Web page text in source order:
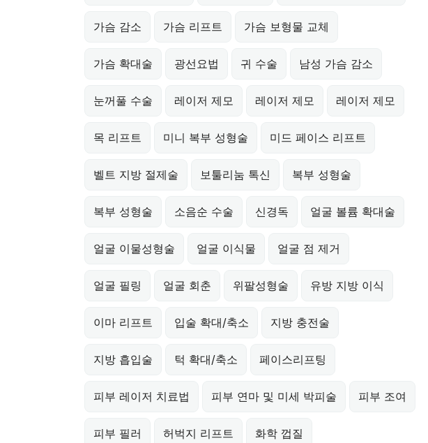
가슴 감소 가슴 리프트 가슴 보형물 교체
가슴 확대술 광선요법 귀 수술 남성 가슴 감소
눈꺼풀 수술 레이저 제모 레이저 제모 레이저 제모
목 리프트 미니 복부 성형술 미드 페이스 리프트
벨트 지방 절제술 보툴리눔 톡신 복부 성형술
복부 성형술 소음순 수술 신경독 얼굴 볼륨 확대술
얼굴 이물성형술 얼굴 이식물 얼굴 점 제거
얼굴 필링 얼굴 회춘 위팔성형술 유방 지방 이식
이마 리프트 입술 확대/축소 지방 충전술
지방 흡입술 턱 확대/축소 페이스리프팅
피부 레이저 치료법 피부 연마 및 미세 박피술 피부 조여
피부 필러 허벅지 리프트 화학 껍질